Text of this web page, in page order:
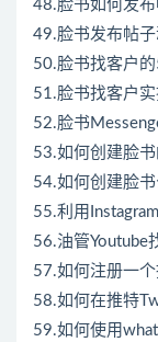
48.脸书如何发
49.脸书发布帖
50.脸书找客户
51.脸书找客户
52.脸书
53.如何创建脸
54.如何创建脸
55.利用
56.油管Youtube
57.如何注册一
58.如何在推特
59.如何使用